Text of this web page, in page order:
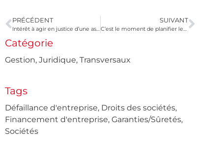
PRÉCÉDENT
Intérêt à agir en justice d’une association
SUIVANT
C’est le moment de planifier les congés d’été !
Catégorie
Gestion, Juridique, Transversaux
Tags
Défaillance d'entreprise, Droits des sociétés,
Financement d'entreprise, Garanties/Sûretés,
Sociétés